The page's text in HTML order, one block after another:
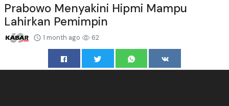
Prabowo Menyakini Hipmi Mampu
Lahirkan Pemimpin
1 month ago 62